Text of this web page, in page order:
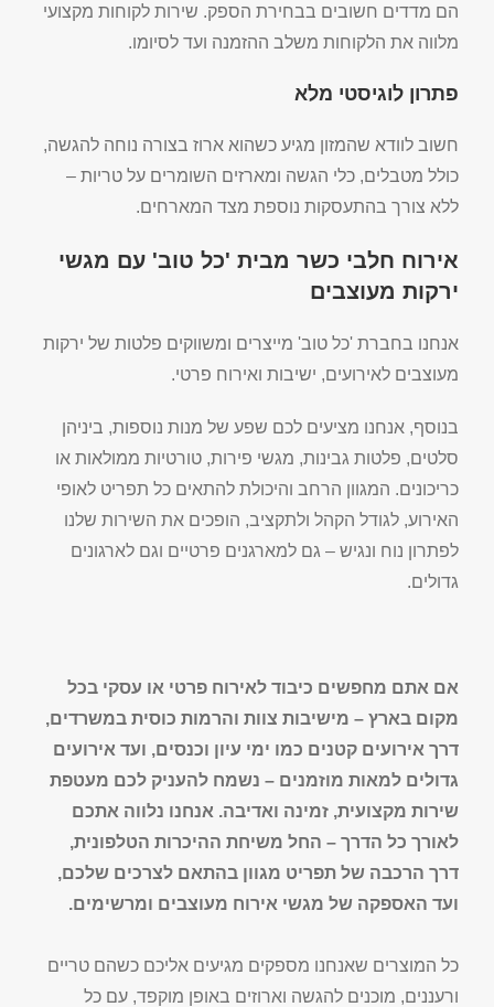
הם מדדים חשובים בבחירת הספק. שירות לקוחות מקצועי
מלווה את הלקוחות משלב ההזמנה ועד לסיומו.
פתרון לוגיסטי מלא
חשוב לוודא שהמזון מגיע כשהוא ארוז בצורה נוחה להגשה,
כולל מטבלים, כלי הגשה ומארזים השומרים על טריות –
ללא צורך בהתעסקות נוספת מצד המארחים.
אירוח חלבי כשר מבית 'כל טוב' עם מגשי
ירקות מעוצבים
אנחנו בחברת 'כל טוב' מייצרים ומשווקים פלטות של ירקות
מעוצבים לאירועים, ישיבות ואירוח פרטי.
בנוסף, אנחנו מציעים לכם שפע של מנות נוספות, ביניהן
סלטים, פלטות גבינות, מגשי פירות, טורטיות ממולאות או
כריכונים. המגוון הרחב והיכולת להתאים כל תפריט לאופי
האירוע, לגודל הקהל ולתקציב, הופכים את השירות שלנו
לפתרון נוח ונגיש – גם למארגנים פרטיים וגם לארגונים
גדולים.
אם אתם מחפשים כיבוד לאירוח פרטי או עסקי בכל
מקום בארץ – מישיבות צוות והרמות כוסית במשרדים,
דרך אירועים קטנים כמו ימי עיון וכנסים, ועד אירועים
גדולים למאות מוזמנים – נשמח להעניק לכם מעטפת
שירות מקצועית, זמינה ואדיבה. אנחנו נלווה אתכם
לאורך כל הדרך – החל משיחת ההיכרות הטלפונית,
דרך הרכבה של תפריט מגוון בהתאם לצרכים שלכם,
ועד האספקה של מגשי אירוח מעוצבים ומרשימים.
כל המוצרים שאנחנו מספקים מגיעים אליכם כשהם טריים
ורעננים, מוכנים להגשה וארוזים באופן מוקפד, עם כל